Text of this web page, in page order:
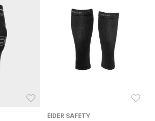
EIDER SAFETY